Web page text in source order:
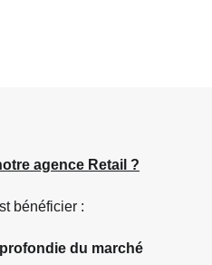
agence Retail ?
bénéficier :
du marché